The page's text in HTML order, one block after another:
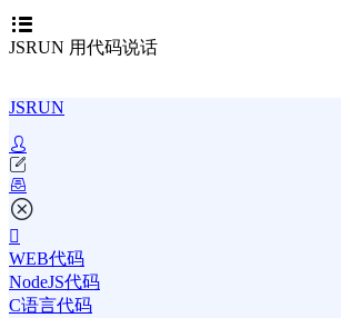
JSRUN 用代码说话
JSRUN
WEB代码
NodeJS代码
C语言代码